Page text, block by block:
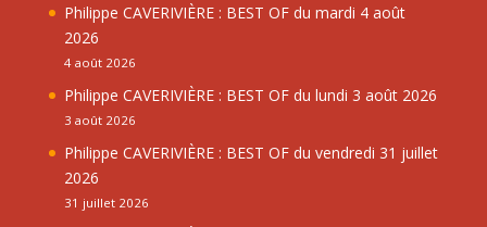
Philippe CAVERIVIÈRE : BEST OF du mardi 4 août
2026
4 août 2026
Philippe CAVERIVIÈRE : BEST OF du lundi 3 août 2026
3 août 2026
Philippe CAVERIVIÈRE : BEST OF du vendredi 31 juillet
2026
31 juillet 2026